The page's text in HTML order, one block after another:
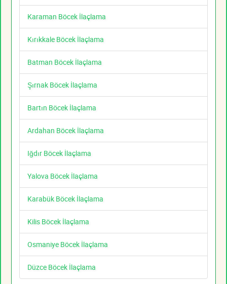
Karaman Böcek İlaçlama
Kırıkkale Böcek İlaçlama
Batman Böcek İlaçlama
Şırnak Böcek İlaçlama
Bartın Böcek İlaçlama
Ardahan Böcek İlaçlama
Iğdır Böcek İlaçlama
Yalova Böcek İlaçlama
Karabük Böcek İlaçlama
Kilis Böcek İlaçlama
Osmaniye Böcek İlaçlama
Düzce Böcek İlaçlama